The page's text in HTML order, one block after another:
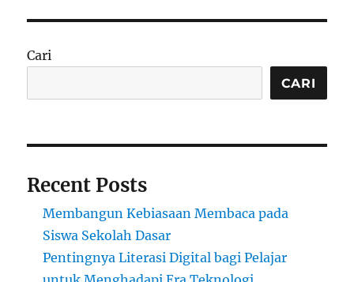
Universitas
Terkemuka
di
Cari
CARI
Recent Posts
Membangun Kebiasaan Membaca pada
Siswa Sekolah Dasar
Pentingnya Literasi Digital bagi Pelajar